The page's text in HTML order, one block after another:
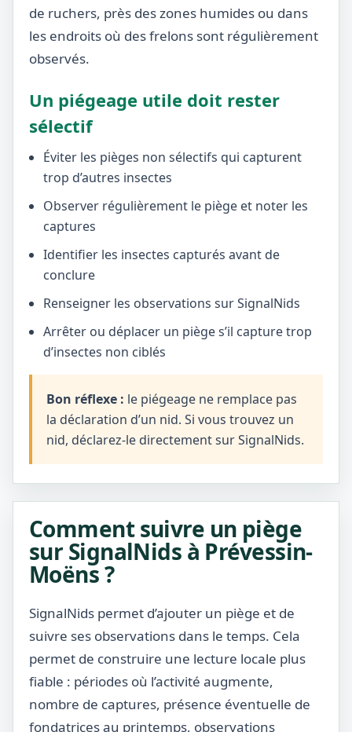
de ruchers, près des zones humides ou dans
les endroits où des frelons sont régulièrement
observés.
Un piégeage utile doit rester
sélectif
Éviter les pièges non sélectifs qui capturent
trop d’autres insectes
Observer régulièrement le piège et noter les
captures
Identifier les insectes capturés avant de
conclure
Renseigner les observations sur SignalNids
Arrêter ou déplacer un piège s’il capture trop
d’insectes non ciblés
Bon réflexe : le piégeage ne remplace pas
la déclaration d’un nid. Si vous trouvez un
nid, déclarez-le directement sur SignalNids.
Comment suivre un piège
sur SignalNids à Prévessin-
Moëns ?
SignalNids permet d’ajouter un piège et de
suivre ses observations dans le temps. Cela
permet de construire une lecture locale plus
fiable : périodes où l’activité augmente,
nombre de captures, présence éventuelle de
fondatrices au printemps, observations